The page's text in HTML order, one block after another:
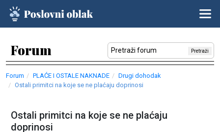
Forum Pretraži
Forum PLAĆE I OSTALE NAKNADE
Drugi dohodak
Ostali primitci na koje se ne plaćaju doprinosi
Ostali primitci na koje se ne plaćaju
doprinosi